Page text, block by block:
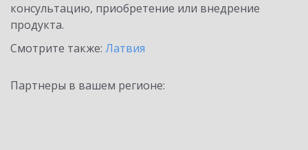
консультацию, приобретение или внедрение
продукта.
Смотрите также: Латвия
Партнеры в вашем регионе: